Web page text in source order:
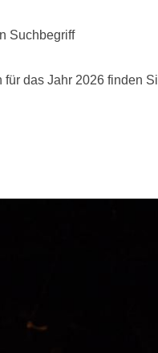
Suchbegriff
das Jahr 2026 finden